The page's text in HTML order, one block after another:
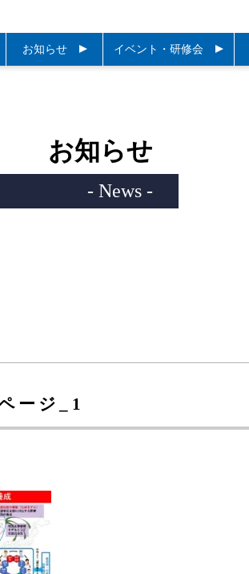
お知らせ イベント・研修会
お知らせ
- News -
ージ_1